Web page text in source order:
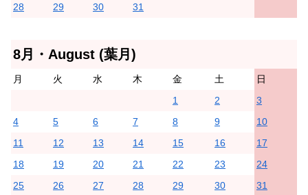
28
29 30 31
8月・August (葉月)
月 火 水 木 金 土
日
1
2
3
4
5 6 7 8 9
10
11
12 13 14 15 16
17
18
19 20 21 22 23
24
25
26 27 28 29 30 31